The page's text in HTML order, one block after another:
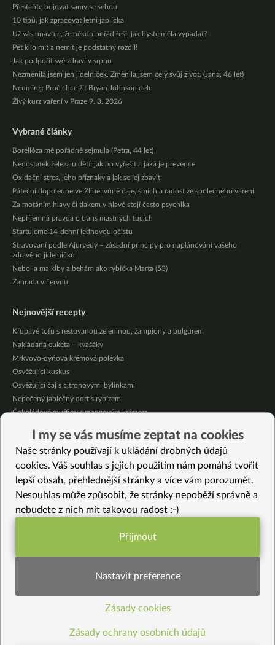
Přestaňte bojovat samy se sebou
10 tipů, jak zpracovat letní jablíčka
Už vás unavuje, že někdo pořád řeší, jak byste měla vypadat?
Pět kilo mít a nemít je podstatný rozdíl!
Jak podpořit své zdraví v srpnu
Nezměnila jsem jen jídelníček. Změnila jsem celý svůj život. (Jana, 46 let)
Neumírej: Proč chce žít Bryan Johnson déle
Živý kurz vaření v Praze 9. 8. 2026
Vybrané články
Borelióza mě pořádně sejmula (Petra, 44 let)
Nedostatek železa u dětí: jak ho vyřešit a jaká je prevence
Oxidační stres, jeho příznaky a jak se jej zbavit
Páteční dopoledne ve Zlíně: vůně čaje, smích a radost ze společného vaření
Za motáním hlavy či tlakem v hlavě stojí často psychika
Nepříjemná pravda o trans mastných tucích
Startujeme 14-denní lednovou očistu
Stravování podle Ajurvédy – zásadní principy pro naplánování vašeho
zdravého jídelníčku
Nebolia ma kĺby a behám ako rybička Marta (53)
Zahrada v červnu
Nejnovější recepty
Křupavé tofu s restovanou zeleninou, žampiony a bulgurem
Nakládaná cuketa – kvašáky
Mrkvovo-dýňová krémová polévka
Osvěžující kuskus
Osvěžující čaj s citronovými bylinkami
Nepečený jablečný dort s rybízem
Čokoládové muffiny s mangovým krémem
Krémová zeleninová polévka s koprem a vločkami
Celozrnná rýže basmati se zeleninou
Vybrané recepty
Jáhlový koláč s hruškami a vanilkou
Pečené cibulové květy
Římské gnocchi z tlakového hrnce
Čirokovo-pohankové kynuté pletýnky (bez lepku)
Pistáciové sušenky bezlepkové
I my se vás musíme zeptat na cookies
Naše stránky používají k ukládání drobných údajů
cookies. Váš souhlas s jejich použitím nám pomáhá tvořit
lepší obsah, přehlednější stránky a více vám porozumět.
Nesouhlas může způsobit, že stránky nepoběží správně a
nebudete z nich mít takovou radost :-)
Funkční nastavení potřebujeme (vždy
Statistiky pro lepší obsah
Přijmout
Nastavit preference
Zásady cookies
Zásady ochrany osobních údajů